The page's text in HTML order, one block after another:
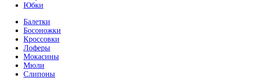
Юбки
Балетки
Босоножки
Кроссовки
Лоферы
Мокасины
Мюли
Слипоны